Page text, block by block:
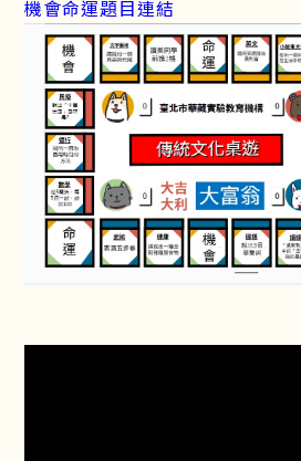
機會命運題目連結